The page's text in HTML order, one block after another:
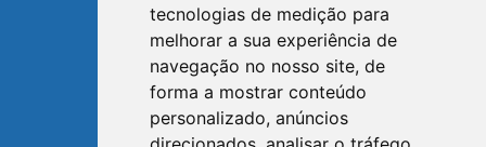
tecnologias de medição para
melhorar a sua experiência de
navegação no nosso site, de
forma a mostrar conteúdo
personalizado, anúncios
TRIUNFO
RIO GRANDE DO SUL
Avenida XV de Novembro, 15
Bairro Centro - Triunfo/RS